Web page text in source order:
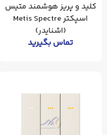
کلید و پریز هوشمند متیس
اسپکتر Metis Spectre
(اشنایدر)
تماس بگیرید